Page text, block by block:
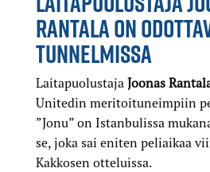
RANTALA ON
TUNNELMISSA
Laitapuolustaja Joonas
Unitedin meritoituneimpiin
”Jonu” on Istanbulissa
se, joka sai eniten peliaikaa
Kakkosen otteluissa.